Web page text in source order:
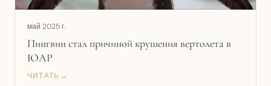
май 2025 г.
Пингвин стал причиной крушения вертолета в
ЮАР
ЧИТАТЬ →